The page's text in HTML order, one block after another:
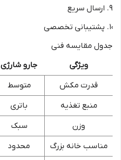
ارسال سریع
پشتیبانی تخصصی
جدول مقایسه فنی
ویژگی
جارو شارژی
قدرت مکش متوسط
منبع تغذیه باتری
وزن سبک
مناسب خانه بزرگ محدود